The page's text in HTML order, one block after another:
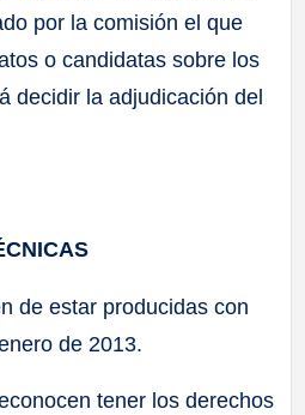
por la comisión el que
o candidatas sobre los
decidir la adjudicación del
de estar producidas con
de 2013.
tener los derechos